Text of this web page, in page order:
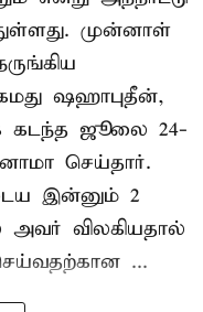
முன்னாள்
ஷஹாபுதீன்,
கடந்த ஜூலை 24-
செய்தார்.
இன்னும் 2
விலகியதால்
...